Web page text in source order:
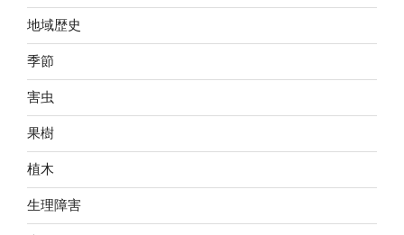
地域歴史
季節
害虫
果樹
植木
生理障害